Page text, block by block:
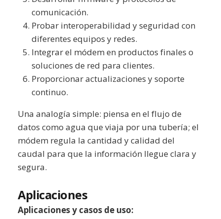
comunicación.
Probar interoperabilidad y seguridad con
diferentes equipos y redes.
Integrar el módem en productos finales o
soluciones de red para clientes.
Proporcionar actualizaciones y soporte
continuo.
Una analogía simple: piensa en el flujo de
datos como agua que viaja por una tubería; el
módem regula la cantidad y calidad del
caudal para que la información llegue clara y
segura.
Aplicaciones
Aplicaciones y casos de uso: